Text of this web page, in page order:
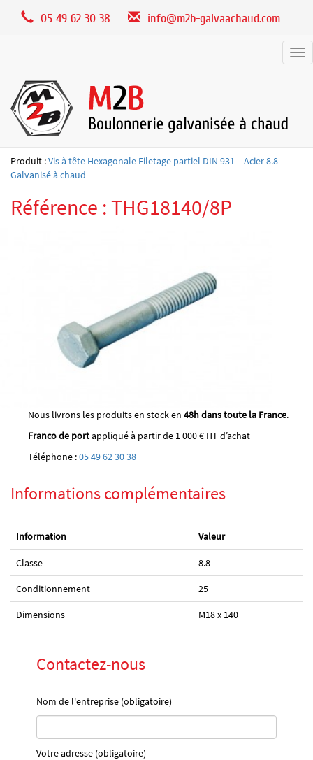
05 49 62 30 38 info@m2b-galvaachaud.com
Produit :Vis à tête Hexagonale Filetage partiel DIN 931 – Acier 8.8
Galvanisé à chaud
Référence : THG18140/8P
Nous livrons les produits en stock en 48h dans toute la France.
Franco de portappliqué à partir de 1 000 € HT d’achat
Téléphone :05 49 62 30 38
Informations complémentaires
Information Valeur
Classe 8.8
Conditionnement 25
Dimensions M18 x 140
Contactez-nous
Nom de l'entreprise (obligatoire)
Votre adresse (obligatoire)